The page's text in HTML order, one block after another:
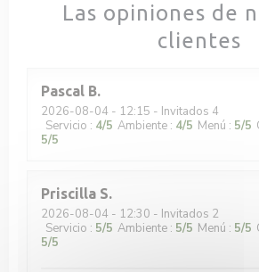
Las opiniones de
clientes
Pascal B
2026-08-04 - 12:15 - Invitados 4
Servicio : 4/5 Ambiente : 4/5 Menú : 5/5
5/5
Priscilla S
2026-08-04 - 12:30 - Invitados 2
Servicio : 5/5 Ambiente : 5/5 Menú : 5/5
5/5